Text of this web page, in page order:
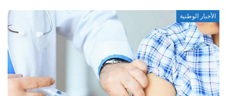
الأخبار الوطنية